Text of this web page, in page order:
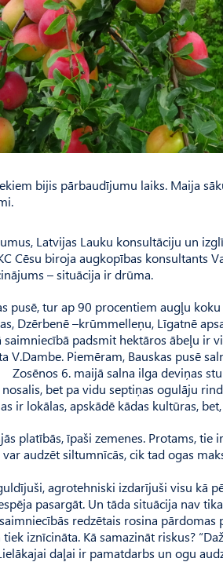
bijis pārbaudījumu laiks. Maija
Latvijas Lauku konsultāciju un
Cēsu biroja augkopības konsultants
– situācija ir drūma.
pusē, tur ap 90 procentiem augļu
Dzērbenē –krūmmelleņu, Līgatnē
padsmit hektāros ābeļu ir
V.Dambe. Piemēram, Bauskas pusē
6. maijā salna ilga deviņas
bet pa vidu septiņas ogulāju
ir lokālas, apskādē kādas kultūras,
platībās, īpaši zemenes. Protams,
audzēt siltumnīcās, cik tad ogas
agrotehniski izdarījuši visu kā
pasargāt. Un tāda situācija nav
redzētais rosina
iznīcināta. Kā samazināt riskus?
daļai ir pamatdarbs un ogu